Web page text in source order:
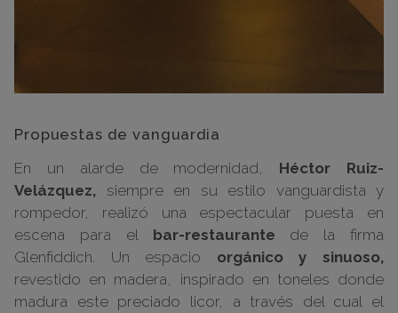
Propuestas de vanguardia
En un alarde de modernidad, Héctor Ruiz-
Velázquez, siempre en su estilo vanguardista y
rompedor, realizó una espectacular puesta en
escena para el bar-restaurante de la firma
Glenfiddich. Un espacio orgánico y sinuoso,
revestido en madera, inspirado en toneles donde
madura este preciado licor, a través del cual el